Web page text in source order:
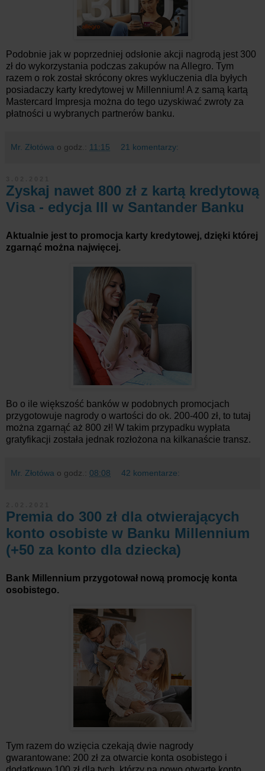
Podobnie jak w poprzedniej odsłonie akcji nagrodą jest 300
zł do wykorzystania podczas zakupów na Allegro. Tym
razem o rok został skrócony okres wykluczenia dla byłych
posiadaczy karty kredytowej w Millennium! A z samą kartą
Mastercard Impresja można do tego uzyskiwać zwroty za
płatności u wybranych partnerów banku.
Mr. Złotówa o godz.: 11:15 21 komentarzy:
Zyskaj nawet 800 zł z kartą kredytową
Visa - edycja III w Santander Banku
Aktualnie jest to promocja karty kredytowej, dzięki której
zgarnąć można najwięcej.
Bo o ile większość banków w podobnych promocjach
przygotowuje nagrody o wartości do ok. 200-400 zł, to tutaj
można zgarnąć aż 800 zł! W takim przypadku wypłata
gratyfikacji została jednak rozłożona na kilkanaście transz.
Mr. Złotówa o godz.: 08:08 42 komentarze:
Premia do 300 zł dla otwierających
konto osobiste w Banku Millennium
(+50 za konto dla dziecka)
Bank Millennium przygotował nową promocję konta
osobistego.
Tym razem do wzięcia czekają dwie nagrody
gwarantowane: 200 zł za otwarcie konta osobistego i